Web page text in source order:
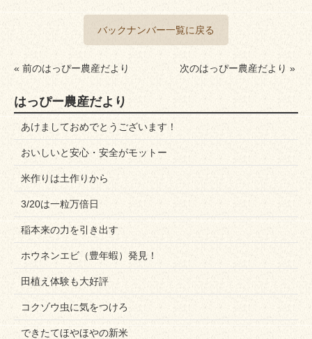
バックナンバー一覧に戻る
« 前のはっぴー農産だより 次のはっぴー農産だより »
はっぴー農産だより
あけましておめでとうございます！
おいしいと安心・安全がモットー
米作りは土作りから
3/20は一粒万倍日
稲本来の力を引き出す
ホウネンエビ（豊年蝦）発見！
田植え体験も大好評
コクゾウ虫に気をつけろ
できたてほやほやの新米